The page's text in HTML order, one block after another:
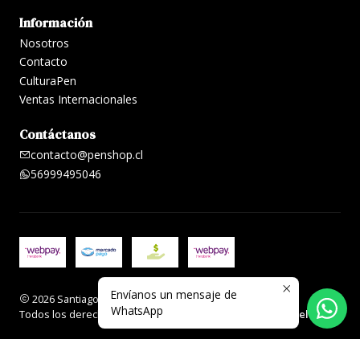
Información
Nosotros
Contacto
CulturaPen
Ventas Internacionales
Contáctanos
contacto@penshop.cl
56999495046
2026 Santiago Penshop plumas, lapiceras y accesorios.
Todos los derechos reservados.
Desarrollado por Jumpseller.
Envíanos un mensaje de
WhatsApp